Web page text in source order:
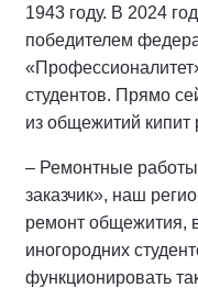
1943 году. В 2024
победителем
студентов. Прямо
из общежитий
– Ремонтные
заказчик», наш
ремонт общежития,
иногородних
функционировать